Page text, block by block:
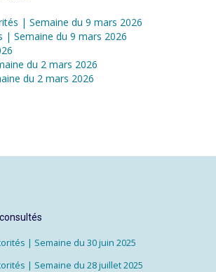
| Semaine du 9 mars 2026
| Semaine du 9 mars 2026
du 2 mars 2026
du 2 mars 2026
| Semaine du 30 juin 2025
| Semaine du 28 juillet 2025